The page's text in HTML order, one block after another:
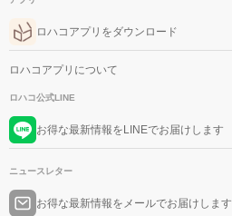
ロハコアプリをダウンロード
ロハコアプリについて
ロハコ公式LINE
お得な最新情報をLINEでお届けします
ニュースレター
お得な最新情報をメールでお届けします